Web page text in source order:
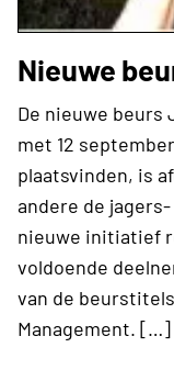
Nieuwe
De nieuwe beurs
met 12
plaatsvinden, is
andere de
nieuwe initiatief
voldoende
van de
Management. […]